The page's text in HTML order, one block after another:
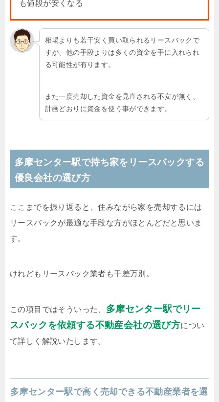
も値段が安くなる
相場よりも若干安く買い取られるリースバックで
すが、他の手段よりは多くの資金を手に入れられ
る可能性が有ります。
また一度売却した資金を見直される不安が無く、
計画どおりに資金を使う事ができます。
多摩センター駅で持ち家をリースバックする
優良会社の選び方
ここまでを振り返ると、住みながら家を売却するには
リースバックが最適な手段な方がほとんどだと思いま
す。
けれどもリースバック業者も千差万別。
この項目ではそういった、 多摩センター駅でリー
スバックを依頼する不動産会社の選び方につい
て詳しく解説いたします。
多摩センター駅で高く売却できる不動産業者を選